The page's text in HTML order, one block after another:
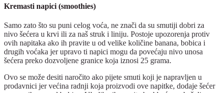
Kremasti napici (smoothies)
Samo zato što su puni celog voća, ne znači da su smutiji dobri za
nivo šećera u krvi ili za naš struk i liniju. Postoje upozorenja protiv
ovih napitaka ako ih pravite u od velike količine banana, bobica i
drugih voćaka jer upravo ti napici mogu da povećaju nivo unosa
šećera preko dozvoljene granice koja iznosi 25 grama.
Ovo se može desiti naročito ako pijete smuti koji je napravljen u
prodavnici jer većina radnji koja proizvodi ove napitke, dodaje šećer